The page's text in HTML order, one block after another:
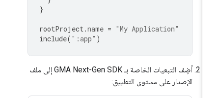
rootProject.name = "My Application"
include (":app"
أضِف التبعيات الخاصة بـGMA Next-Gen SDKإلى ملف
الإصدار على مستوى التطبيق: